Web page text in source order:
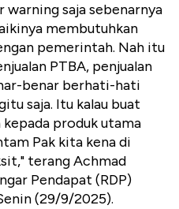
warning saja sebenarnya
membutuhkan
pemerintah. Nah itu
PTBA, penjualan
benar berhati-hati
saja. Itu kalau buat
produk utama
Pak kita kena di
terang Achmad
Pendapat (RDP)
(29/9/2025).